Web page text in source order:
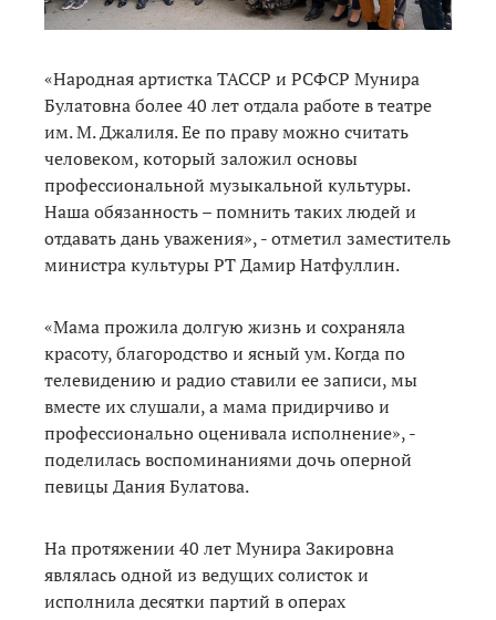
«Народная артистка ТАССР и РСФСР Мунира
Булатовна более 40 лет отдала работе в театре
им. М. Джалиля. Ее по праву можно считать
человеком, который заложил основы
профессиональной музыкальной культуры.
Наша обязанность – помнить таких людей и
отдавать дань уважения», - отметил заместитель
министра культуры РТ Дамир Натфуллин.
«Мама прожила долгую жизнь и сохраняла
красоту, благородство и ясный ум. Когда по
телевидению и радио ставили ее записи, мы
вместе их слушали, а мама придирчиво и
профессионально оценивала исполнение», -
поделилась воспоминаниями дочь оперной
певицы Дания Булатова.
На протяжении 40 лет Мунира Закировна
являлась одной из ведущих солисток и
исполнила десятки партий в операх